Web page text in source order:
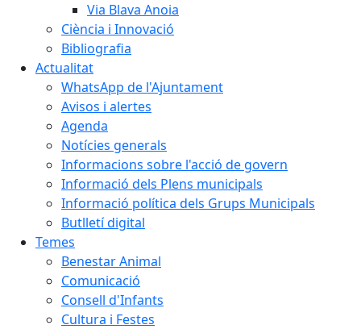
Via Blava Anoia
Ciència i Innovació
Bibliografia
Actualitat
WhatsApp de l'Ajuntament
Avisos i alertes
Agenda
Notícies generals
Informacions sobre l'acció de govern
Informació dels Plens municipals
Informació política dels Grups Municipals
Butlletí digital
Temes
Benestar Animal
Comunicació
Consell d'Infants
Cultura i Festes